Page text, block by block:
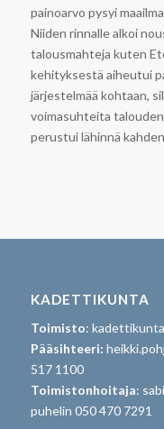
painoarvo pysyi
Niiden rinnalle alkoi
talousmahteja kuten
kehityksestä aiheutui
järjestelmää kohtaan,
voimasuhteita talouden
perustui lähinnä
KADETTIKUNTA
Toimisto:
Pääsihteeri:
517 1100
Toimistonhoitaja:
puhelin 050 470 7291